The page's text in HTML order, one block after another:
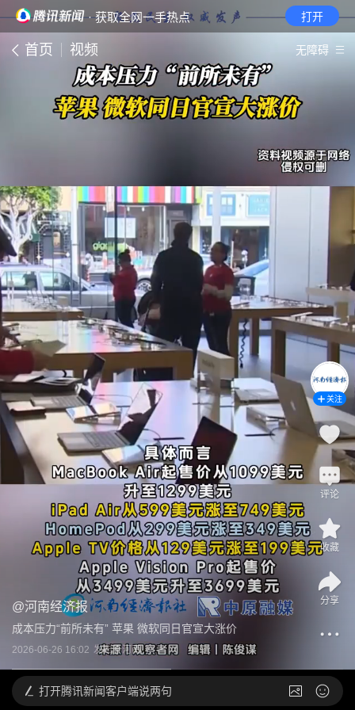
· 获取全网一手热点 打开
首页 视频 无障碍
@河南经济报
成本压力“前所未有” 苹果 微软同日官宣大涨价
2026-06-26 16:02 发布于河南
关注
评论
收藏
分享
打开腾讯新闻客户端说两句